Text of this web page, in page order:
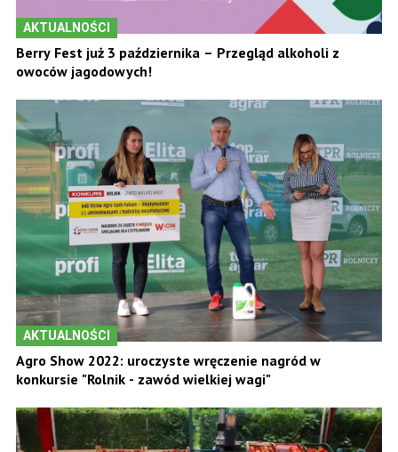
AKTUALNOŚCI
Berry Fest już 3 października – Przegląd alkoholi z
owoców jagodowych!
AKTUALNOŚCI
Agro Show 2022: uroczyste wręczenie nagród w
konkursie "Rolnik - zawód wielkiej wagi"